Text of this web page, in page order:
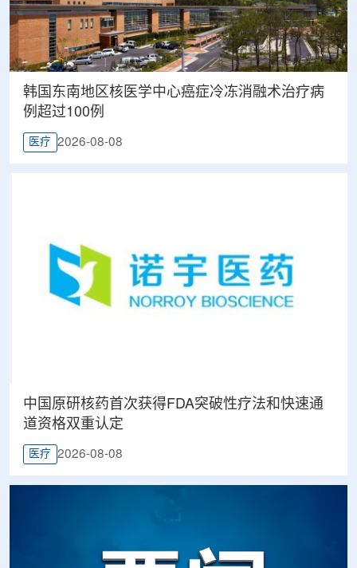
韩国东南地区核医学中心癌症冷冻消融术治疗病
例超过100例
医疗 2026-08-08
中国原研核药首次获得FDA突破性疗法和快速通
道资格双重认定
医疗 2026-08-08